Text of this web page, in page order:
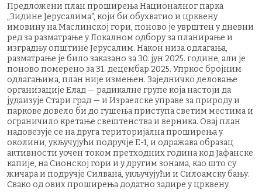
Предложени план проширења Националног парка
„Зидине Јерусалима", који би обухватио и црквену
имовину на Маслинској гори, поново је уврштен у дневни
ред за разматрање у Локалном одбору за планирање и
изградњу општине Јерусалим. Након низа одлагања,
разматрање је било заказано за 30. јун 2025. године, али је
поново померено за 31. децембар 2025. Упркос бројним
одлагањима, план није измењен. Заједничко деловање
организације Елад — радикалне групе која настоји да
јудаизује Стари град — и Израелске управе за природу и
паркове довело би до гушења приступа светим местима и
ограничило кретање свештенства и верника. Овај план
надовезује се на друга територијална проширења у
околини, укључујући подручје Е-1, и одражава образац
активности уочен током претходних година код Јафанске
капије, на Сионској гори и у другим зонама, као што су
жичара и подручје Силвана, укључујући и Силоамску бању.
Свако од ових проширења додатно задире у црквену